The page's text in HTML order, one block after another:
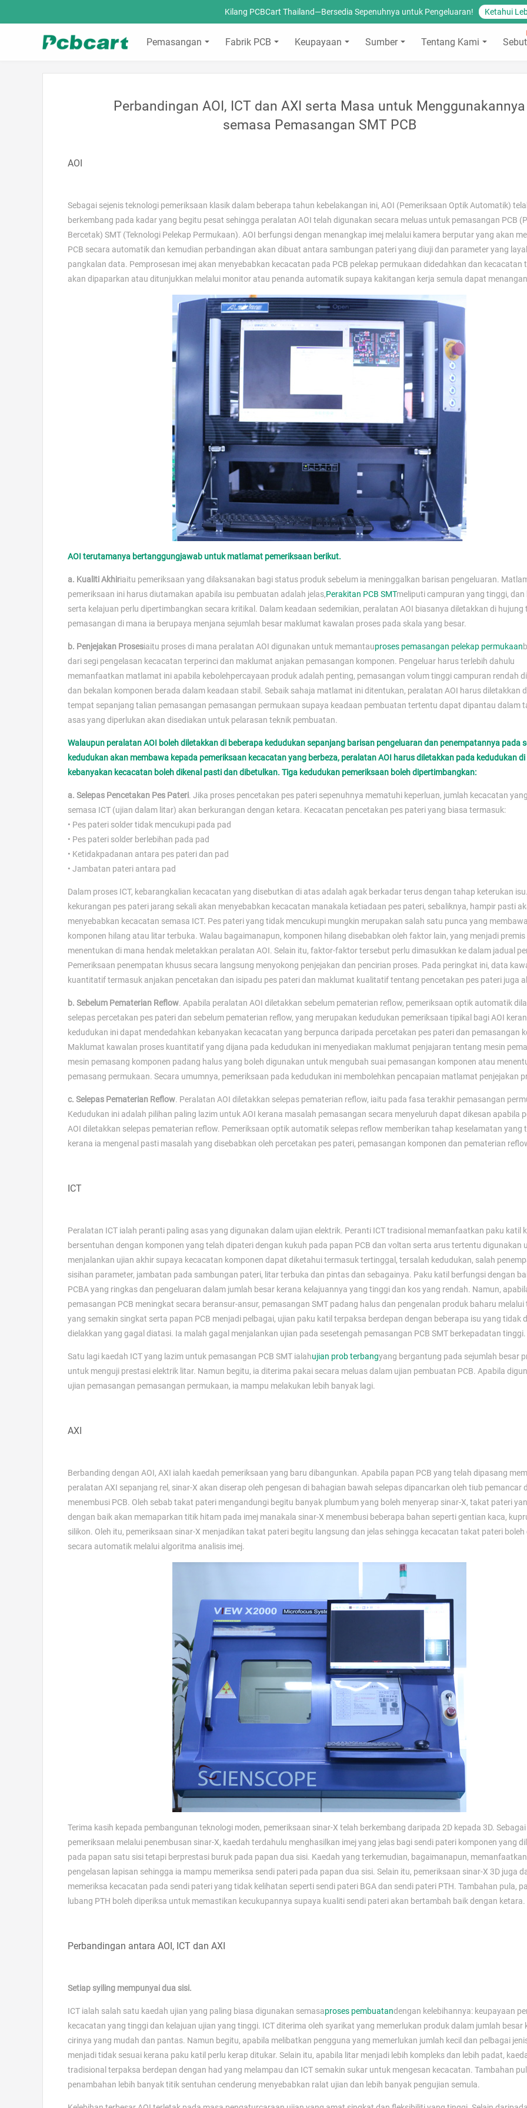
Kilang PCBCart Thailand—Bersedia Sepenuhnya untuk Pengeluaran! Ketahui
Pemasangan Fabrik PCB Keupayaan Sumber Tentang Kami
Perbandingan AOI, ICT dan AXI serta Masa untuk Menggunakannya
semasa Pemasangan SMT PCB
AOI
Sebagai sejenis teknologi pemeriksaan klasik dalam beberapa tahun kebelakangan ini, AOI (Pemeriksaan Optik Automatik)
berkembang pada kadar yang begitu pesat sehingga peralatan AOI telah digunakan secara meluas untuk pemasangan PCB
Bercetak) SMT (Teknologi Pelekap Permukaan). AOI berfungsi dengan menangkap imej melalui kamera berputar yang akan
PCB secara automatik dan kemudian perbandingan akan dibuat antara sambungan pateri yang diuji dan parameter yang
pangkalan data. Pemprosesan imej akan menyebabkan kecacatan pada PCB pelekap permukaan didedahkan dan kecacatan
akan dipaparkan atau ditunjukkan melalui monitor atau penanda automatik supaya kakitangan kerja semula dapat
AOI terutamanya bertanggungjawab untuk matlamat pemeriksaan berikut.
a. Kualiti Akhiriaitu pemeriksaan yang dilaksanakan bagi status produk sebelum ia meninggalkan barisan pengeluaran.
pemeriksaan ini harus diutamakan apabila isu pembuatan adalah jelas,Perakitan PCB SMTmeliputi campuran yang tinggi,
serta kelajuan perlu dipertimbangkan secara kritikal. Dalam keadaan sedemikian, peralatan AOI biasanya diletakkan di hujung
pemasangan di mana ia berupaya menjana sejumlah besar maklumat kawalan proses pada skala yang besar.
b. Penjejakan Prosesiaitu proses di mana peralatan AOI digunakan untuk memantauproses pemasangan pelekap permukaan
dari segi pengelasan kecacatan terperinci dan maklumat anjakan pemasangan komponen. Pengeluar harus terlebih dahulu
memanfaatkan matlamat ini apabila kebolehpercayaan produk adalah penting, pemasangan volum tinggi campuran rendah
dan bekalan komponen berada dalam keadaan stabil. Sebaik sahaja matlamat ini ditentukan, peralatan AOI harus diletakkan
tempat sepanjang talian pemasangan pemasangan permukaan supaya keadaan pembuatan tertentu dapat dipantau dalam
asas yang diperlukan akan disediakan untuk pelarasan teknik pembuatan.
Walaupun peralatan AOI boleh diletakkan di beberapa kedudukan sepanjang barisan pengeluaran dan penempatannya pada
kedudukan akan membawa kepada pemeriksaan kecacatan yang berbeza, peralatan AOI harus diletakkan pada kedudukan
kebanyakan kecacatan boleh dikenal pasti dan dibetulkan. Tiga kedudukan pemeriksaan boleh dipertimbangkan:
a. Selepas Pencetakan Pes Pateri. Jika proses pencetakan pes pateri sepenuhnya mematuhi keperluan, jumlah kecacatan
semasa ICT (ujian dalam litar) akan berkurangan dengan ketara. Kecacatan pencetakan pes pateri yang biasa termasuk:
• Pes pateri solder tidak mencukupi pada pad
• Pes pateri solder berlebihan pada pad
• Ketidakpadanan antara pes pateri dan pad
• Jambatan pateri antara pad
Dalam proses ICT, kebarangkalian kecacatan yang disebutkan di atas adalah agak berkadar terus dengan tahap keterukan
kekurangan pes pateri jarang sekali akan menyebabkan kecacatan manakala ketiadaan pes pateri, sebaliknya, hampir pasti
menyebabkan kecacatan semasa ICT. Pes pateri yang tidak mencukupi mungkin merupakan salah satu punca yang
komponen hilang atau litar terbuka. Walau bagaimanapun, komponen hilang disebabkan oleh faktor lain, yang menjadi
menentukan di mana hendak meletakkan peralatan AOI. Selain itu, faktor-faktor tersebut perlu dimasukkan ke dalam jadual
Pemeriksaan penempatan khusus secara langsung menyokong penjejakan dan pencirian proses. Pada peringkat ini, data
kuantitatif termasuk anjakan pencetakan dan isipadu pes pateri dan maklumat kualitatif tentang pencetakan pes pateri juga
b. Sebelum Pematerian Reflow. Apabila peralatan AOI diletakkan sebelum pematerian reflow, pemeriksaan optik automatik
selepas percetakan pes pateri dan sebelum pematerian reflow, yang merupakan kedudukan pemeriksaan tipikal bagi AOI
kedudukan ini dapat mendedahkan kebanyakan kecacatan yang berpunca daripada percetakan pes pateri dan pemasangan
Maklumat kawalan proses kuantitatif yang dijana pada kedudukan ini menyediakan maklumat penjajaran tentang mesin
mesin pemasang komponen padang halus yang boleh digunakan untuk mengubah suai pemasangan komponen atau
pemasang permukaan. Secara umumnya, pemeriksaan pada kedudukan ini membolehkan pencapaian matlamat penjejakan
c. Selepas Pematerian Reflow. Peralatan AOI diletakkan selepas pematerian reflow, iaitu pada fasa terakhir pemasangan
Kedudukan ini adalah pilihan paling lazim untuk AOI kerana masalah pemasangan secara menyeluruh dapat dikesan apabila
AOI diletakkan selepas pematerian reflow. Pemeriksaan optik automatik selepas reflow memberikan tahap keselamatan yang
kerana ia mengenal pasti masalah yang disebabkan oleh percetakan pes pateri, pemasangan komponen dan pematerian
ICT
Peralatan ICT ialah peranti paling asas yang digunakan dalam ujian elektrik. Peranti ICT tradisional memanfaatkan paku katil
bersentuhan dengan komponen yang telah dipateri dengan kukuh pada papan PCB dan voltan serta arus tertentu digunakan
menjalankan ujian akhir supaya kecacatan komponen dapat diketahui termasuk tertinggal, tersalah kedudukan, salah
sisihan parameter, jambatan pada sambungan pateri, litar terbuka dan pintas dan sebagainya. Paku katil berfungsi dengan
PCBA yang ringkas dan pengeluaran dalam jumlah besar kerana kelajuannya yang tinggi dan kos yang rendah. Namun,
pemasangan PCB meningkat secara beransur-ansur, pemasangan SMT padang halus dan pengenalan produk baharu melalui
yang semakin singkat serta papan PCB menjadi pelbagai, ujian paku katil terpaksa berdepan dengan beberapa isu yang tidak
dielakkan yang gagal diatasi. Ia malah gagal menjalankan ujian pada sesetengah pemasangan PCB SMT berkepadatan tinggi.
Satu lagi kaedah ICT yang lazim untuk pemasangan PCB SMT ialahujian prob terbangyang bergantung pada sejumlah besar
untuk menguji prestasi elektrik litar. Namun begitu, ia diterima pakai secara meluas dalam ujian pembuatan PCB. Apabila
ujian pemasangan pemasangan permukaan, ia mampu melakukan lebih banyak lagi.
AXI
Berbanding dengan AOI, AXI ialah kaedah pemeriksaan yang baru dibangunkan. Apabila papan PCB yang telah dipasang
peralatan AXI sepanjang rel, sinar-X akan diserap oleh pengesan di bahagian bawah selepas dipancarkan oleh tiub pemancar
menembusi PCB. Oleh sebab takat pateri mengandungi begitu banyak plumbum yang boleh menyerap sinar-X, takat pateri
dengan baik akan memaparkan titik hitam pada imej manakala sinar-X menembusi beberapa bahan seperti gentian kaca,
silikon. Oleh itu, pemeriksaan sinar-X menjadikan takat pateri begitu langsung dan jelas sehingga kecacatan takat pateri boleh
secara automatik melalui algoritma analisis imej.
Terima kasih kepada pembangunan teknologi moden, pemeriksaan sinar-X telah berkembang daripada 2D kepada 3D.
pemeriksaan melalui penembusan sinar-X, kaedah terdahulu menghasilkan imej yang jelas bagi sendi pateri komponen yang
pada papan satu sisi tetapi berprestasi buruk pada papan dua sisi. Kaedah yang terkemudian, bagaimanapun,
pengelasan lapisan sehingga ia mampu memeriksa sendi pateri pada papan dua sisi. Selain itu, pemeriksaan sinar-X 3D juga
memeriksa kecacatan pada sendi pateri yang tidak kelihatan seperti sendi pateri BGA dan sendi pateri PTH. Tambahan pula,
lubang PTH boleh diperiksa untuk memastikan kecukupannya supaya kualiti sendi pateri akan bertambah baik dengan ketara.
Perbandingan antara AOI, ICT dan AXI
Setiap syiling mempunyai dua sisi.
ICT ialah salah satu kaedah ujian yang paling biasa digunakan semasaproses pembuatandengan kelebihannya: keupayaan
kecacatan yang tinggi dan kelajuan ujian yang tinggi. ICT diterima oleh syarikat yang memerlukan produk dalam jumlah besar
cirinya yang mudah dan pantas. Namun begitu, apabila melibatkan pengguna yang memerlukan jumlah kecil dan pelbagai
menjadi tidak sesuai kerana paku katil perlu kerap ditukar. Selain itu, apabila litar menjadi lebih kompleks dan lebih padat,
tradisional terpaksa berdepan dengan had yang melampau dan ICT semakin sukar untuk mengesan kecacatan. Tambahan
penambahan lebih banyak titik sentuhan cenderung menyebabkan ralat ujian dan lebih banyak pengujian semula.